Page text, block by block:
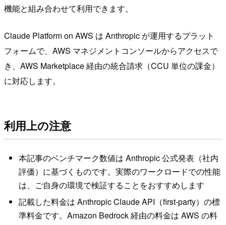
機能と組み合わせて利用できます。
Claude Platform on AWS は Anthropic が運用するプラット
フォームで、AWS マネジメントコンソールからアクセスで
き、AWS Marketplace 経由の統合請求（CCU 単位の課金）
に対応します。
利用上の注意
本記事のベンチマーク数値は Anthropic 公式発表（社内
評価）に基づくものです。実際のワークロードでの性能
は、ご自身の環境で検証することをおすすめします
記載した料金は Anthropic Claude API（first-party）の標
準料金です。Amazon Bedrock 経由の料金は AWS の料